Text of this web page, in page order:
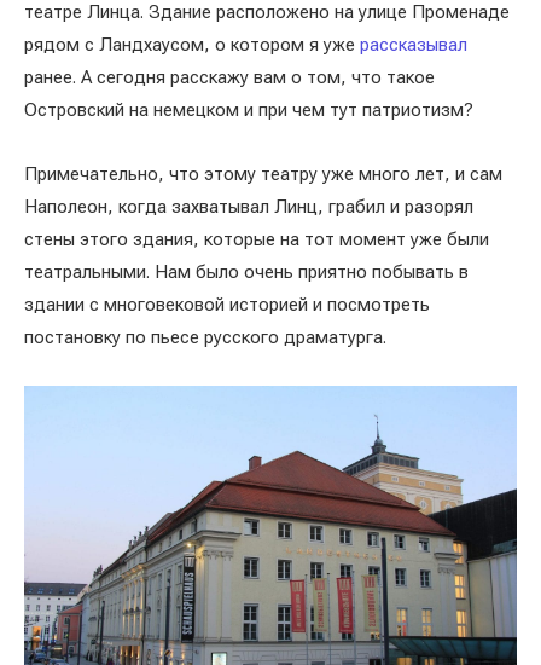
театре Линца. Здание расположено на улице Променаде
рядом с Ландхаусом, о котором я уже рассказывал
ранее. А сегодня расскажу вам о том, что такое
Островский на немецком и при чем тут патриотизм?
Примечательно, что этому театру уже много лет, и сам
Наполеон, когда захватывал Линц, грабил и разорял
стены этого здания, которые на тот момент уже были
театральными. Нам было очень приятно побывать в
здании с многовековой историей и посмотреть
постановку по пьесе русского драматурга.